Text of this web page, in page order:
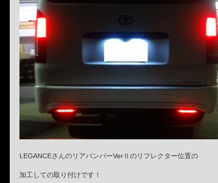
LEGANCEさんのリアバンパーVerⅡのリフレクター位置の
加工しての取り付けです！